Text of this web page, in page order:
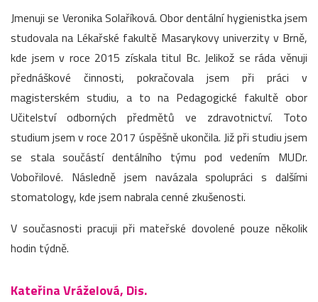
Jmenuji se Veronika Solaříková. Obor dentální hygienistka jsem
studovala na Lékařské fakultě Masarykovy univerzity v Brně,
kde jsem v roce 2015 získala titul Bc. Jelikož se ráda věnuji
přednáškové činnosti, pokračovala jsem při práci v
magisterském studiu, a to na Pedagogické fakultě obor
Učitelství odborných předmětů ve zdravotnictví. Toto
studium jsem v roce 2017 úspěšně ukončila. Již při studiu jsem
se stala součástí dentálního týmu pod vedením MUDr.
Vobořilové. Následně jsem navázala spolupráci s dalšími
stomatology, kde jsem nabrala cenné zkušenosti.
V současnosti pracuji při mateřské dovolené pouze několik
hodin týdně.
Kateřina Vráželová, Dis.